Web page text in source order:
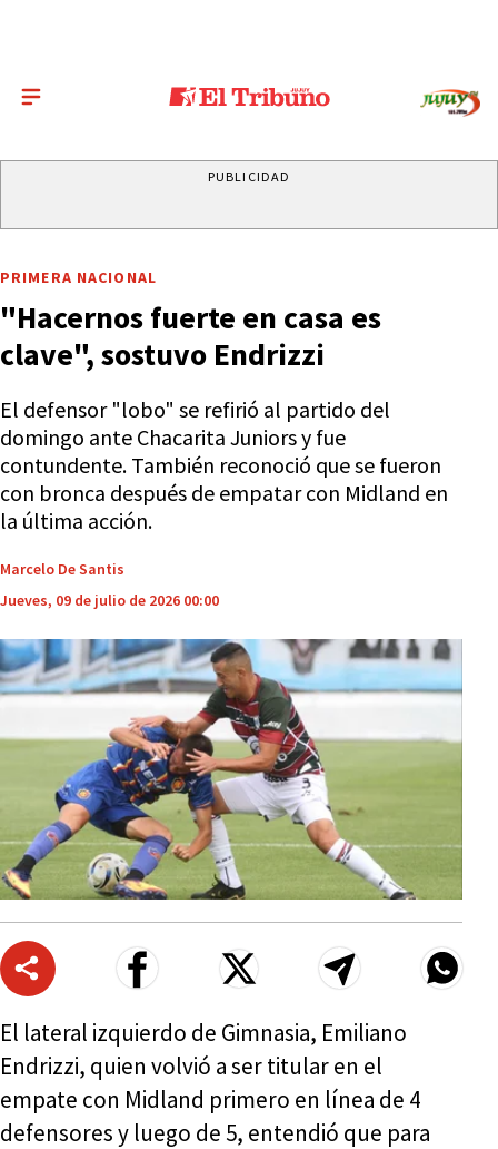
PUBLICIDAD
PRIMERA NACIONAL
"Hacernos fuerte en casa es
clave", sostuvo Endrizzi
El defensor "lobo" se refirió al partido del
domingo ante Chacarita Juniors y fue
contundente. También reconoció que se fueron
con bronca después de empatar con Midland en
la última acción.
Marcelo De Santis
Jueves, 09 de julio de 2026 00:00
El lateral izquierdo de Gimnasia, Emiliano
Endrizzi, quien volvió a ser titular en el
empate con Midland primero en línea de 4
defensores y luego de 5, entendió que para